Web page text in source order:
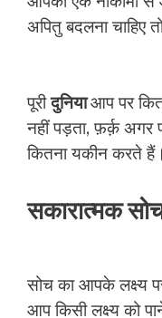
अपितु बदलना चाहिए
पूरीदुनियाआप पर
नहीं पड़ता, फ़र्क़
कितना यकीन करते हैं।
सकारात्मक
सोच का आपके लक्ष्य
आप किसी लक्ष्य को